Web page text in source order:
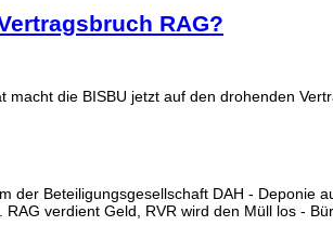
RAG?
macht die BISBU jetzt auf den drohenden
der Beteiligungsgesellschaft DAH - Deponie
RAG verdient Geld, RVR wird den Müll los -